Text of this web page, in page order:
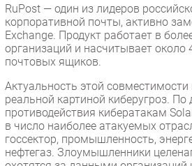
Тестовый стенд
Каталог компаний
RuPost — один из лидеров
корпоративной почты, активно
Exchange. Продукт работает в
организаций и насчитывает около
почтовых ящиков.
Актуальность этой совместимости
реальной картиной киберугроз.
противодействия кибератакам
в число наиболее атакуемых
госсектор, промышленность,
нефтегаз. Злоумышленники